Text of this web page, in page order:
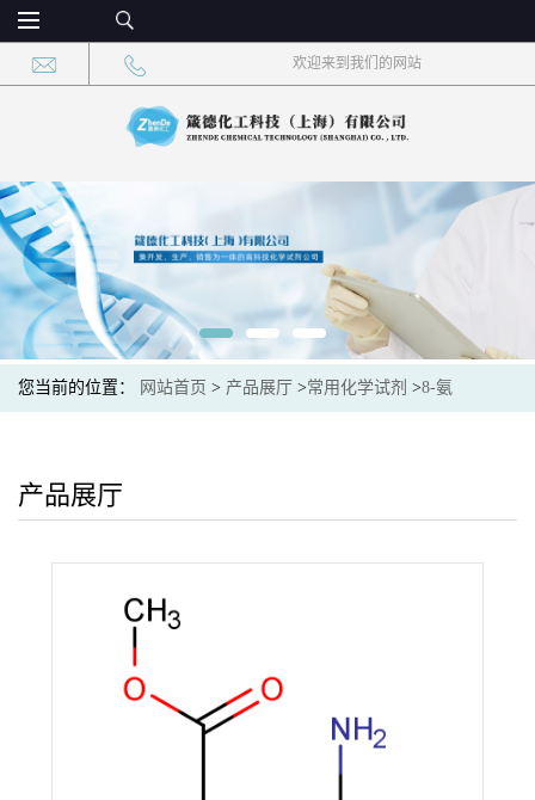
欢迎来到我们的网站
您当前的位置： 网站首页 > 产品展厅 >常用化学试剂 >8-氨
校可先用后付
产品展厅